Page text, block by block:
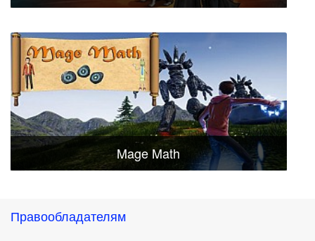
Mage Math
Правообладателям